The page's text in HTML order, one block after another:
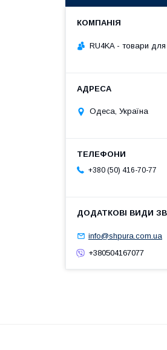
RU4KA - товари
Одеса, Україна
+380 (50) 416-70-77
info@shpura.com.ua
+380504167077